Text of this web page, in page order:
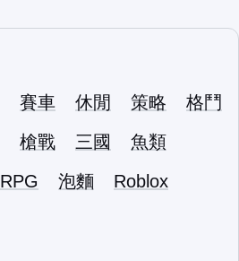
賽車 休閒 策略
格鬥
槍戰 三國
魚類
RPG 泡麵
Roblox